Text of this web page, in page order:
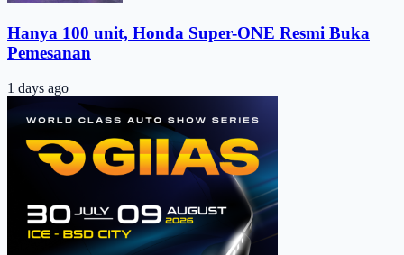
Hanya 100 unit, Honda Super-ONE Resmi Buka
Pemesanan
1 days ago